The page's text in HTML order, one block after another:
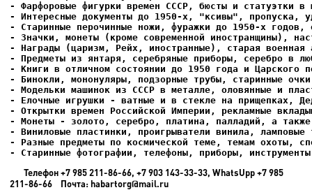
- Фарфоровые фигурки времен СССР, бюсты и статуэтки в
- Интересные документы до 1950-х, "ксивы", пропуска,
- Елочные игрушки - ватные и в стекле на прищепках,
- Старинные фотографии, телефоны, приборы,
Телефон +7 985 211-86-66, +7 903 143-33-33, WhatsUpp +7 985
211-86-66 Почта: habartorg@mail.ru